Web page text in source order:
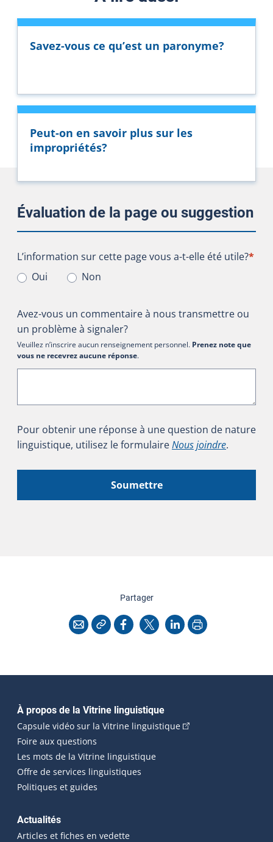
Savez-vous ce qu’est un paronyme?
Peut-on en savoir plus sur les
impropriétés?
Évaluation de la page ou suggestion
L’information sur cette page vous a-t-elle été utile?
L’information sur cette page vous a-t-elle été utile?*
Oui
Non
Avez-vous un commentaire à nous transmettre ou
un problème à signaler?
Veuillez n’inscrire aucun renseignement personnel. Prenez note que
vous ne recevrez aucune réponse.
Pour obtenir une réponse à une question de nature
linguistique, utilisez le formulaireNous joindre.
Soumettre
Partagercette page
CourrielCopier l'adresse
Facebook
X LinkedInImprimer
Navigation principale
À propos de la Vitrine linguistique
Capsule vidéo sur la Vitrine linguistique(Cet hyperlien
Foire aux questions
Les mots de la Vitrine linguistique
Offre de services linguistiques
Politiques et guides
Actualités
Articles et fiches en vedette